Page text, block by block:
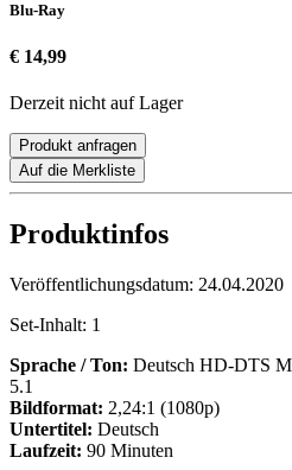
Blu-Ray
€ 14,99
Derzeit nicht auf Lager
Produkt anfragen
Auf die Merkliste
Produktinfos
Veröffentlichungsdatum: 24.04.2020
Set-Inhalt: 1
Sprache / Ton: Deutsch HD-DTS
5.1
Bildformat: 2,24:1 (1080p)
Untertitel: Deutsch
Laufzeit: 90 Minuten